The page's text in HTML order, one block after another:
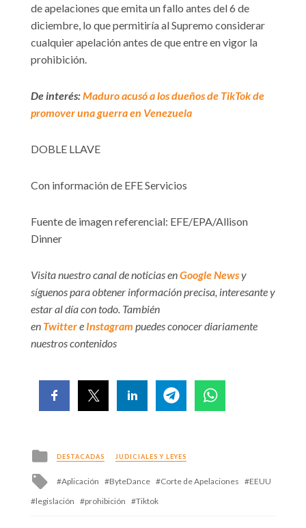
de apelaciones que emita un fallo antes del 6 de
diciembre, lo que permitiría al Supremo considerar
cualquier apelación antes de que entre en vigor la
prohibición.
De interés:Maduro acusó a los dueños de TikTok de
promover una guerra en Venezuela
DOBLE LLAVE
Con información de EFE Servicios
Fuente de imagen referencial: EFE/EPA/Allison
Dinner
Visita nuestro canal de noticias enGoogle Newsy
síguenos para obtener información precisa, interesante y
estar al día con todo. También
en Twittere Instagram puedes conocer diariamente
nuestros contenidos
Posted
in
DESTACADAS JUDICIALES Y LEYES
Tagged
with
Aplicación ByteDance Corte de Apelaciones
EEUU
legislación
prohibición Tiktok